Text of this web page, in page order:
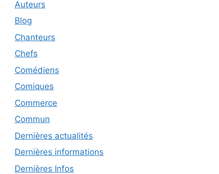
Auteurs
Blog
Chanteurs
Chefs
Comédiens
Comiques
Commerce
Commun
Dernières actualités
Dernières informations
Dernières Infos